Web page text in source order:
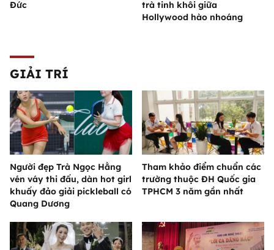
Đức
trà tinh khôi giữa
Hollywood hào nhoáng
GIẢI TRÍ
Người đẹp Trà Ngọc Hằng
vén váy thi đấu, dàn hot girl
khuấy đảo giải pickleball có
Quang Dương
Tham khảo điểm chuẩn các
trường thuộc ĐH Quốc gia
TPHCM 3 năm gần nhất